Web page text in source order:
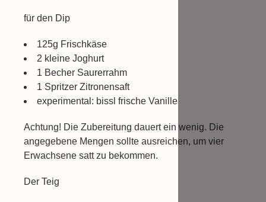
für den Dip
125g Frischkäse
2 kleine Joghurt
1 Becher Saurerrahm
1 Spritzer Zitronensaft
experimental: bissl frische Vanille
Achtung! Die Zubereitung dauert ein wenig. Die
angegebene Mengen sollte ausreichen, um vier
Erwachsene satt zu bekommen.
Der Teig